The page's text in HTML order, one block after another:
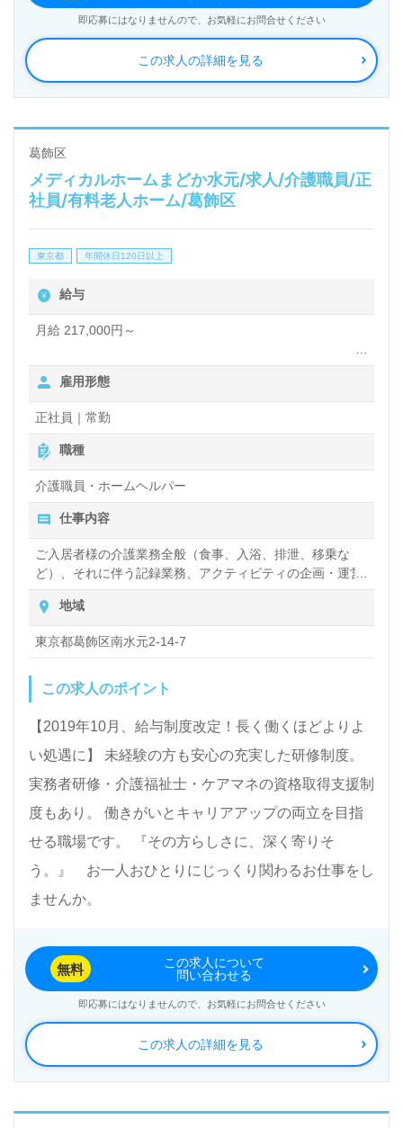
この求人の詳細を見る
即応募にはなりませんので、お気軽にお問合せください
葛飾区
メディカルホームまどか水元/求人/介護職員/正
社員/有料老人ホーム/葛飾区
東京都 年間休日120日以上
給与
月給 217,000円～
１．月給265,000円～
＜応募資格> 介護福祉士
※経験者採用
※・介護福祉士資格を保有されている方 ・介護施設
（※1)において夜勤経験を含むフルタイムで働いた経験が
通算5年以上ある方
（※2） ※1） 介護施設･･･有料老人ホーム、特別養護老
人ホーム、介護老人保健施設、グループホーム、療養型病
院、小規模多機能型居宅介護ホーム
※2） 5年の定義･･･週4～5日間稼働した期間が
通算5年間であること（雇用形態は問わない）
＜備考> （夜勤5回／月、介護福祉士手当含む）
（特養・老健・有料・療養型病床・ケアハウス・グループ
ホーム・小規模多機能施設・ショートステイのいずれか
で、夜勤経験を含む「常勤職」など、週平均4日以上勤務
※この他に保育手当お子様1人につき10,000円（規定あ
時間10時間）、年末年始手当、交通費規定内支給
※定期昇給、昇格による基本給アップあり
【賞与】 入社時等級の場合：基本給×1ヶ月
※入社3ヶ月後に昇格審査あり 昇格後：基本給×2ヶ月
※試用期間3ヶ月（労働条件は本採用時と変更なし）
＜応募資格> 介護福祉士
り）、ケアマネ資格手当5,000円、残業手当（月平均残業
時間10時間）、年末年始手当、交通費規定内支給
※定期昇給、昇格による基本給アップあり
【賞与】 入社時等級の場合：基本給×1ヶ月
※入社3ヶ月後に昇格審査あり 昇格後：基本給×2ヶ月
※試用期間3ヶ月（労働条件は本採用時と変更なし）
雇用形態
正社員｜常勤
職種
介護職員・ホームヘルパー
仕事内容
ご入居者様の介護業務全般（食事、入浴、排泄、移乗な
ど）、それに伴う記録業務、アクティビティの企画・運営
など
【法人情報】
会社名 ：株式会社ベネッセスタイルケア
資本金 ：1億円
業務内容：
たって支援するベネッセグループの会社です。
介護事業では、「自分や自分の家族がしてもらいたいサー
介護サービスを提供しています。
リハビリホームまどかは、職員・ご入居さま、ご家族様、
しています。
企業情報 ：https://www.benesse-style-care.co.jp/
地域
東京都葛飾区南水元2-14-7
この求人のポイント
【2019年10月、給与制度改定！長く働くほどよりよ
い処遇に】 未経験の方も安心の充実した研修制度。
実務者研修・介護福祉士・ケアマネの資格取得支援制
度もあり。 働きがいとキャリアアップの両立を目指
せる職場です。 『その方らしさに、深く寄りそ
う。』 お一人おひとりにじっくり関わるお仕事をし
ませんか。
この求人の詳細を見る
無料
この求人について
問い合わせる
即応募にはなりませんので、お気軽にお問合せください